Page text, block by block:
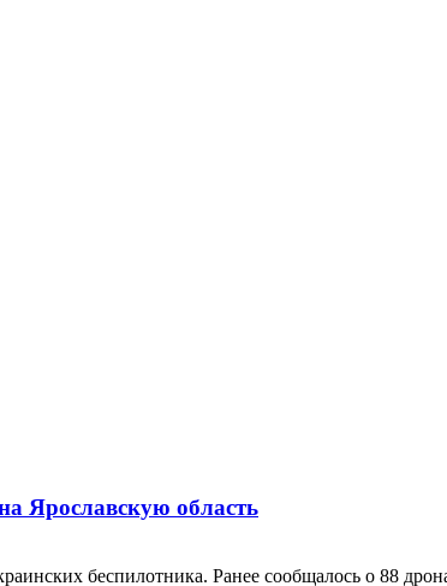
Ярославскую область
беспилотника. Ранее сообщалось о 88